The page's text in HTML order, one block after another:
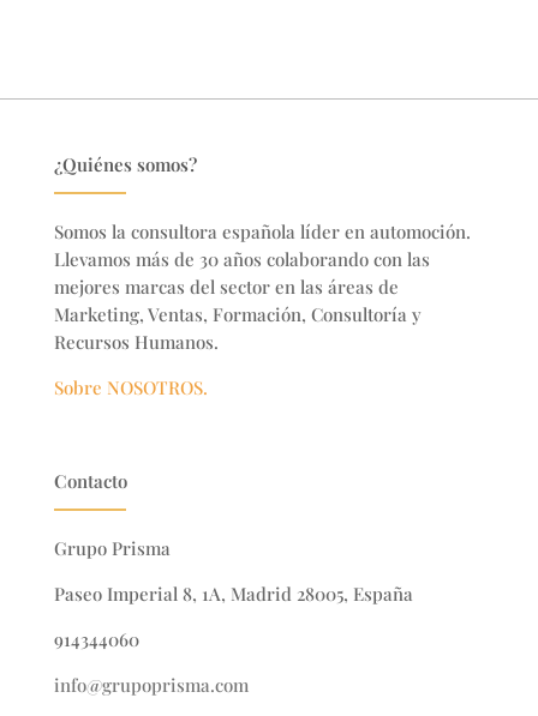
¿Quiénes somos?
Somos la consultora española líder en automoción.
Llevamos más de 30 años colaborando con las
mejores marcas del sector en las áreas de
Marketing, Ventas, Formación, Consultoría y
Recursos Humanos.
Sobre NOSOTROS.
Contacto
Grupo Prisma
Paseo Imperial 8, 1A, Madrid 28005, España
914344060
info@grupoprisma.com